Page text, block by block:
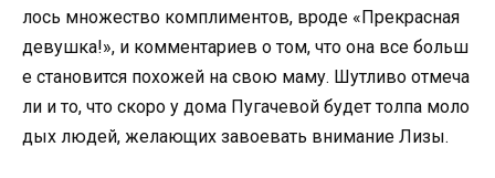
лось множество комплиментов, вроде «Прекрасная
девушка!», и комментариев о том, что она все больш
е становится похожей на свою маму. Шутливо отмеча
ли и то, что скоро у дома Пугачевой будет толпа моло
дых людей, желающих завоевать внимание Лизы.